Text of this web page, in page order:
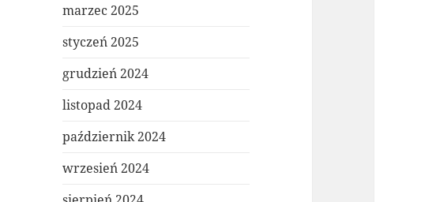
marzec 2025
styczeń 2025
grudzień 2024
listopad 2024
październik 2024
wrzesień 2024